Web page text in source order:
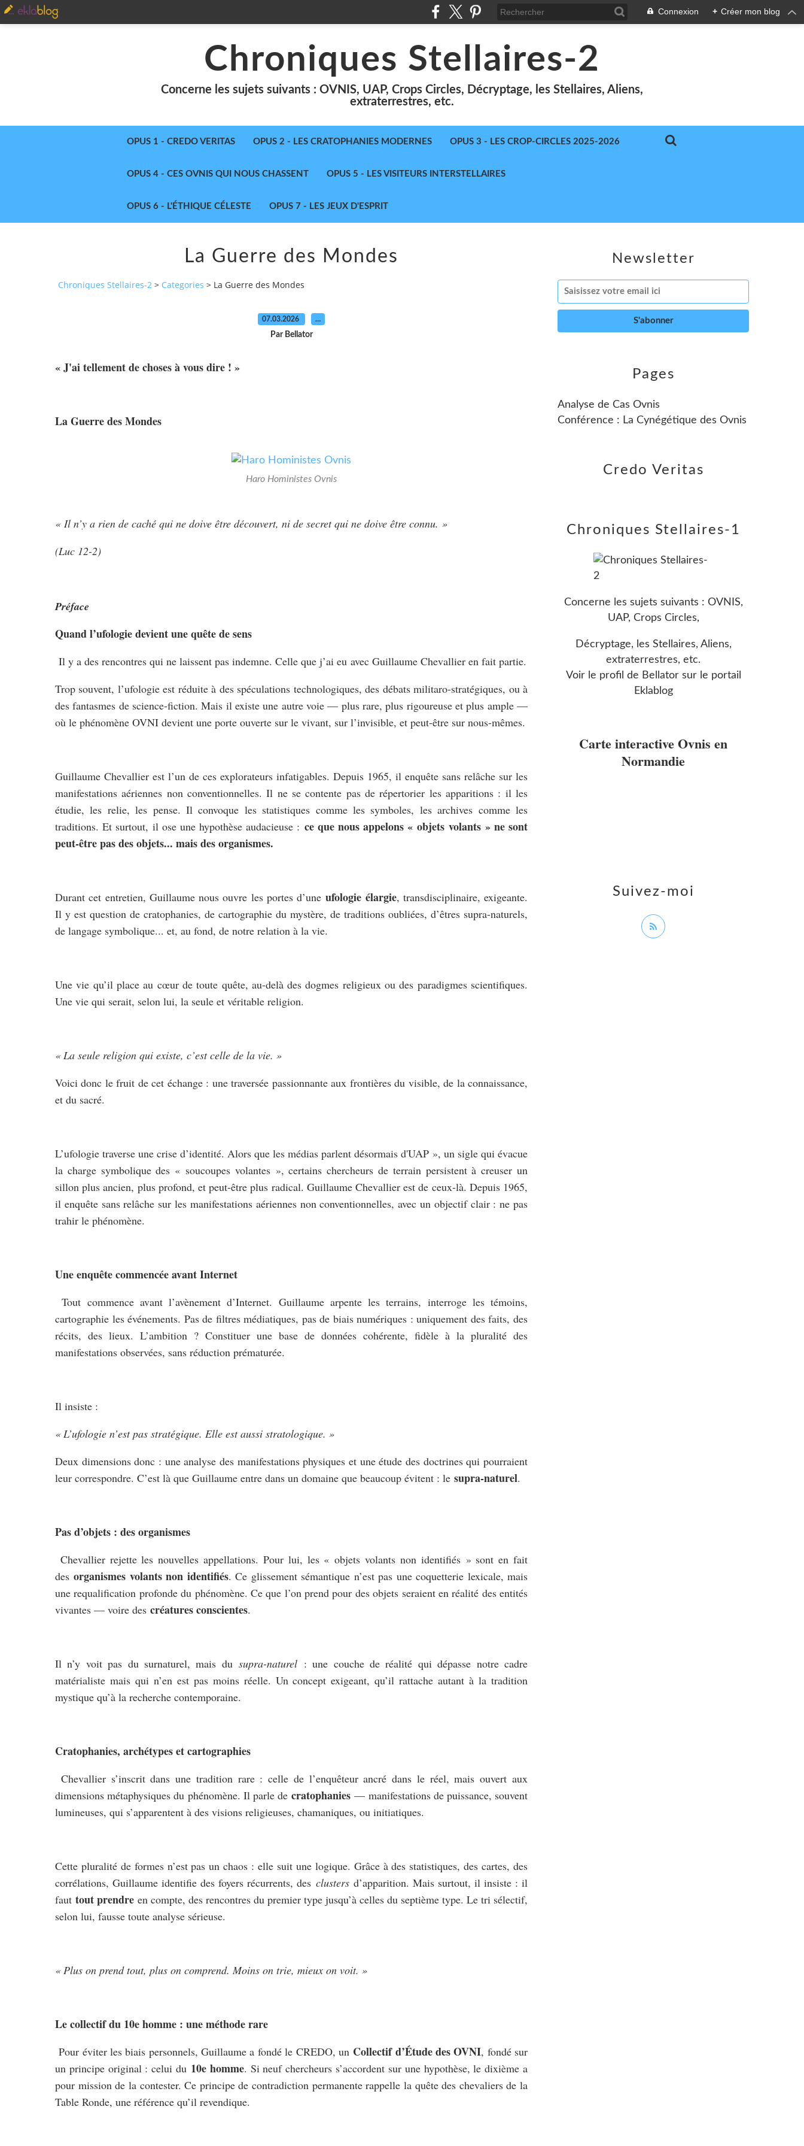
Connexion + Créer mon blog
Chroniques Stellaires-2
Concerne les sujets suivants : OVNIS, UAP, Crops Circles, Décryptage, les Stellaires, Aliens,
extraterrestres, etc.
OPUS 1 - CREDO VERITAS OPUS 2 - LES CRATOPHANIES MODERNES OPUS 3 - LES CROP-CIRCLES 2025-2026
OPUS 4 - CES OVNIS QUI NOUS CHASSENT OPUS 5 - LES VISITEURS INTERSTELLAIRES
OPUS 6 - L'ÉTHIQUE CÉLESTE OPUS 7 - LES JEUX D'ESPRIT
La Guerre des Mondes
Chroniques Stellaires-2 > Categories > La Guerre des Mondes
07.03.2026 …
Par Bellator
« J'ai tellement de choses à vous dire ! »
La Guerre des Mondes
Haro Hoministes Ovnis
« Il n’y a rien de caché qui ne doive être découvert, ni de secret qui ne doive être connu. »
(Luc 12-2)
Préface
Quand l’ufologie devient une quête de sens
Il y a des rencontres qui ne laissent pas indemne. Celle que j’ai eu avec Guillaume Chevallier en fait partie.
Trop souvent, l’ufologie est réduite à des spéculations technologiques, des débats militaro-stratégiques, ou à
des fantasmes de science-fiction. Mais il existe une autre voie — plus rare, plus rigoureuse et plus ample —
où le phénomène OVNI devient une porte ouverte sur le vivant, sur l’invisible, et peut-être sur nous-mêmes.
Guillaume Chevallier est l’un de ces explorateurs infatigables. Depuis 1965, il enquête sans relâche sur les
manifestations aériennes non conventionnelles. Il ne se contente pas de répertorier les apparitions : il les
étudie, les relie, les pense. Il convoque les statistiques comme les symboles, les archives comme les
traditions. Et surtout, il ose une hypothèse audacieuse : ce que nous appelons « objets volants » ne sont
peut-être pas des objets... mais des organismes.
Durant cet entretien, Guillaume nous ouvre les portes d’uneufologie élargie, transdisciplinaire, exigeante.
Il y est question de cratophanies, de cartographie du mystère, de traditions oubliées, d’êtres supra-naturels,
de langage symbolique... et, au fond, de notre relation à la vie.
Une vie qu’il place au cœur de toute quête, au-delà des dogmes religieux ou des paradigmes scientifiques.
Une vie qui serait, selon lui, la seule et véritable religion.
« La seule religion qui existe, c’est celle de la vie. »
Voici donc le fruit de cet échange : une traversée passionnante aux frontières du visible, de la connaissance,
et du sacré.
L’ufologie traverse une crise d’identité. Alors que les médias parlent désormais d'UAP », un sigle qui évacue
la charge symbolique des « soucoupes volantes », certains chercheurs de terrain persistent à creuser un
sillon plus ancien, plus profond, et peut-être plus radical. Guillaume Chevallier est de ceux-là. Depuis 1965,
il enquête sans relâche sur les manifestations aériennes non conventionnelles, avec un objectif clair : ne pas
trahir le phénomène.
Une enquête commencée avant Internet
Tout commence avant l’avènement d’Internet. Guillaume arpente les terrains, interroge les témoins,
cartographie les événements. Pas de filtres médiatiques, pas de biais numériques : uniquement des faits, des
récits, des lieux. L’ambition ? Constituer une base de données cohérente, fidèle à la pluralité des
manifestations observées, sans réduction prématurée.
Il insiste :
« L’ufologie n’est pas stratégique. Elle est aussi stratologique. »
Deux dimensions donc : une analyse des manifestations physiques et une étude des doctrines qui pourraient
leur correspondre. C’est là que Guillaume entre dans un domaine que beaucoup évitent : le supra-naturel.
Pas d’objets : des organismes
Chevallier rejette les nouvelles appellations. Pour lui, les « objets volants non identifiés » sont en fait
desorganismes volants non identifiés. Ce glissement sémantique n’est pas une coquetterie lexicale, mais
une requalification profonde du phénomène. Ce que l’on prend pour des objets seraient en réalité des entités
vivantes — voire des créatures conscientes.
Il n’y voit pas du surnaturel, mais dusupra-naturel : une couche de réalité qui dépasse notre cadre
matérialiste mais qui n’en est pas moins réelle. Un concept exigeant, qu’il rattache autant à la tradition
mystique qu’à la recherche contemporaine.
Cratophanies, archétypes et cartographies
Chevallier s’inscrit dans une tradition rare : celle de l’enquêteur ancré dans le réel, mais ouvert aux
dimensions métaphysiques du phénomène. Il parle decratophanies — manifestations de puissance, souvent
lumineuses, qui s’apparentent à des visions religieuses, chamaniques, ou initiatiques.
Cette pluralité de formes n’est pas un chaos : elle suit une logique. Grâce à des statistiques, des cartes, des
corrélations, Guillaume identifie des foyers récurrents, des clustersd’apparition. Mais surtout, il insiste : il
faut tout prendre en compte, des rencontres du premier type jusqu’à celles du septième type. Le tri sélectif,
selon lui, fausse toute analyse sérieuse.
« Plus on prend tout, plus on comprend. Moins on trie, mieux on voit. »
Le collectif du 10e homme : une méthode rare
Pour éviter les biais personnels, Guillaume a fondé le CREDO, un Collectif d’Étude des OVNI, fondé sur
un principe original : celui du 10e homme. Si neuf chercheurs s’accordent sur une hypothèse, le dixième a
pour mission de la contester. Ce principe de contradiction permanente rappelle la quête des chevaliers de la
Table Ronde, une référence qu’il revendique.
Newsletter
Pages
Analyse de Cas Ovnis
Conférence : La Cynégétique des Ovnis
Suivez-moi
Credo Veritas
Chroniques Stellaires-1
Concerne les sujets suivants : OVNIS,
UAP, Crops Circles,
Décryptage, les Stellaires, Aliens,
extraterrestres, etc.
Voir le profil de Bellator sur le portail
Eklablog
Carte interactive Ovnis en
Normandie